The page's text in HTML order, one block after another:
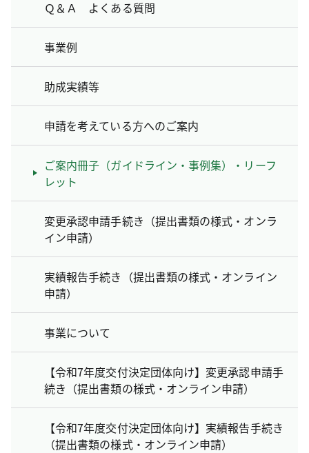
Ｑ＆Ａ よくある質問
事業例
助成実績等
申請を考えている方へのご案内
ご案内冊子（ガイドライン・事例集）・リーフ
レット
変更承認申請手続き（提出書類の様式・オンラ
イン申請）
実績報告手続き（提出書類の様式・オンライン
申請）
事業について
【令和7年度交付決定団体向け】変更承認申請手
続き（提出書類の様式・オンライン申請）
【令和7年度交付決定団体向け】実績報告手続き
（提出書類の様式・オンライン申請）